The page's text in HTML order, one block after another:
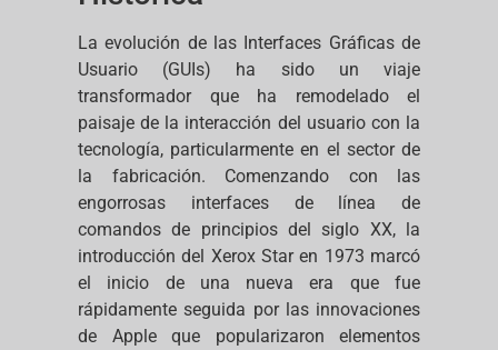
La evolución de las Interfaces Gráficas de
Usuario (GUIs) ha sido un viaje
transformador que ha remodelado el
paisaje de la interacción del usuario con la
tecnología, particularmente en el sector de
la fabricación. Comenzando con las
engorrosas interfaces de línea de
comandos de principios del siglo XX, la
introducción del Xerox Star en 1973 marcó
el inicio de una nueva era que fue
rápidamente seguida por las innovaciones
de Apple que popularizaron elementos